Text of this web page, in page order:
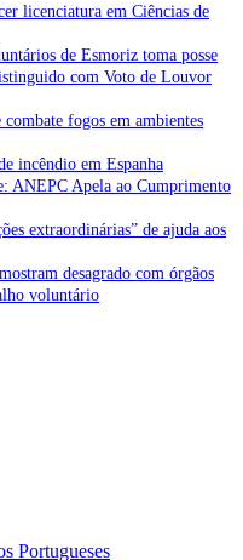
licenciatura em Ciências de
de Esmoriz toma posse
com Voto de Louvor
fogos em ambientes
incêndio em Espanha
ANEPC Apela ao Cumprimento
extraordinárias” de ajuda aos
desagrado com órgãos
voluntário